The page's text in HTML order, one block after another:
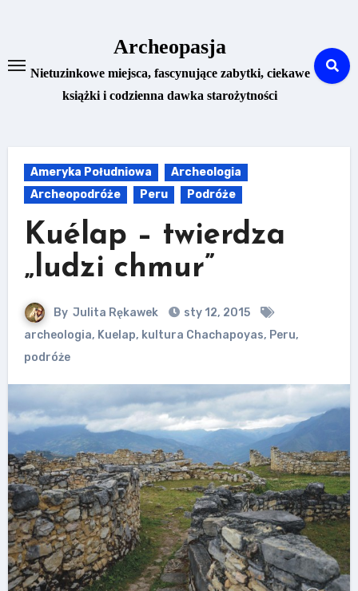
Archeopasja
Nietuzinkowe miejsca, fascynujące zabytki, ciekawe
książki i codzienna dawka starożytności
Ameryka Południowa
Archeologia
Archeopodróże
Peru Podróże
Kuélap – twierdza
„ludzi chmur”
By Julita Rękawek
sty 12, 2015
archeologia, Kuelap, kultura Chachapoyas, Peru,
podróże